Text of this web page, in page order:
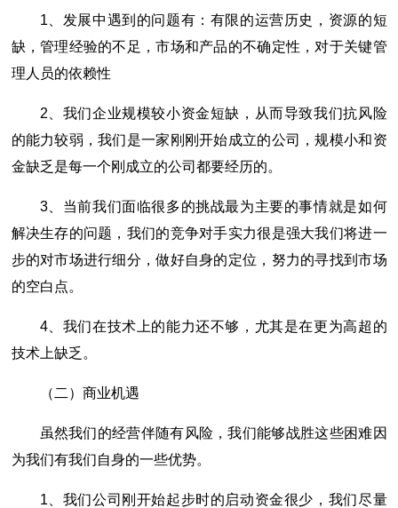
1、发展中遇到的问题有：有限的运营历史，资源的短
缺，管理经验的不足，市场和产品的不确定性，对于关键管
理人员的依赖性
2、我们企业规模较小资金短缺，从而导致我们抗风险
的能力较弱，我们是一家刚刚开始成立的公司，规模小和资
金缺乏是每一个刚成立的公司都要经历的。
3、当前我们面临很多的挑战最为主要的事情就是如何
解决生存的问题，我们的竞争对手实力很是强大我们将进一
步的对市场进行细分，做好自身的定位，努力的寻找到市场
的空白点。
4、我们在技术上的能力还不够，尤其是在更为高超的
技术上缺乏。
（二）商业机遇
虽然我们的经营伴随有风险，我们能够战胜这些困难因
为我们有我们自身的一些优势。
1、我们公司刚开始起步时的启动资金很少，我们尽量